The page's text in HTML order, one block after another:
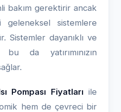
bakım gerektirir ancak
geleneksel sistemlere
Sistemler dayanıklı ve
da yatırımınızın
Pompası Fiyatlarıile
hem de çevreci bir